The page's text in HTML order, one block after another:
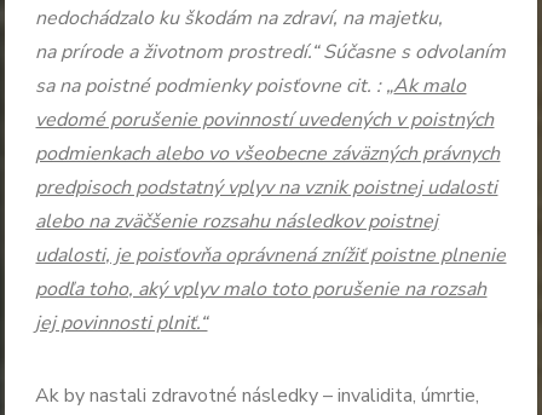
nedochádzalo ku škodám na zdraví, na majetku,
na prírode a životnom prostredí.“ Súčasne s odvolaním
sa na poistné podmienky poisťovne cit. : „Ak malo
vedomé porušenie povinností uvedených v poistných
podmienkach alebo vo všeobecne záväzných právnych
predpisoch podstatný vplyv na vznik poistnej udalosti
alebo na zväčšenie rozsahu následkov poistnej
udalosti, je poisťovňa oprávnená znížiť poistne plnenie
podľa toho, aký vplyv malo toto porušenie na rozsah
jej povinnosti plniť.“
Ak by nastali zdravotné následky – invalidita, úmrtie,